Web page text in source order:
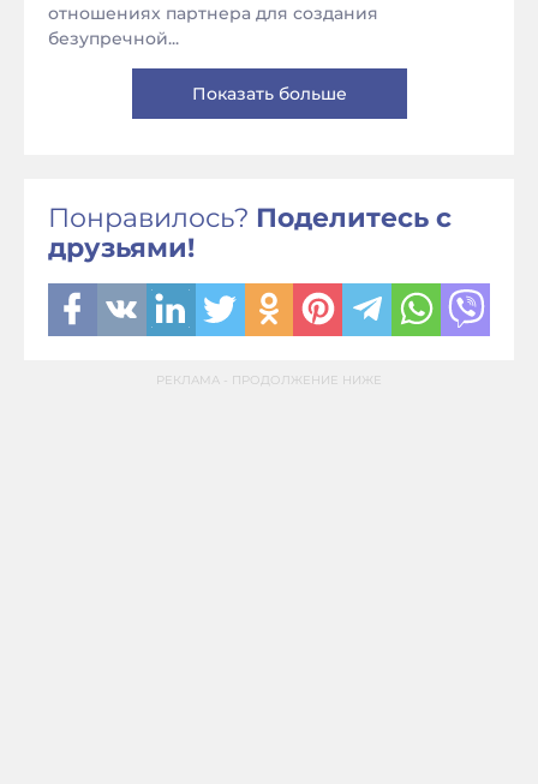
отношениях партнера для создания
безупречной...
Показать больше
Понравилось? Поделитесь с
друзьями!
РЕКЛАМА - ПРОДОЛЖЕНИЕ НИЖЕ